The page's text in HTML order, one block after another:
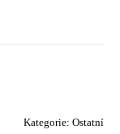
Kategorie: Ostatní